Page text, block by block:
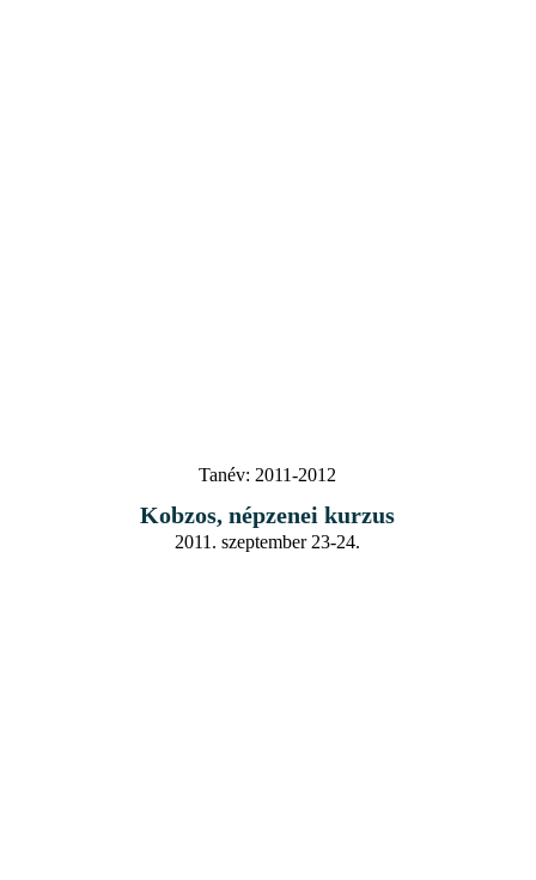
Tanév: 2011-2012
Kobzos, népzenei kurzus
2011. szeptember 23-24.